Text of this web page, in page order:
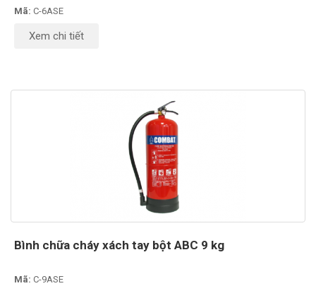
Mã: C-6ASE
Xem chi tiết
Bình chữa cháy xách tay bột ABC 9 kg
Mã: C-9ASE